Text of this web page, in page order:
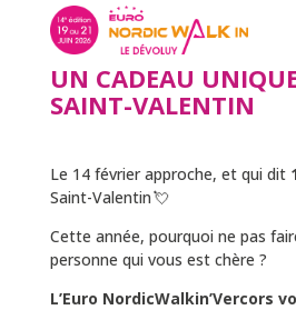
UN CADEAU
SAINT-VALENTIN
Le 14 février approche, et qui dit
Saint-Valentin💘
Cette année, pourquoi ne pas
personne qui vous est chère ?
L’Euro NordicWalkin’Vercors